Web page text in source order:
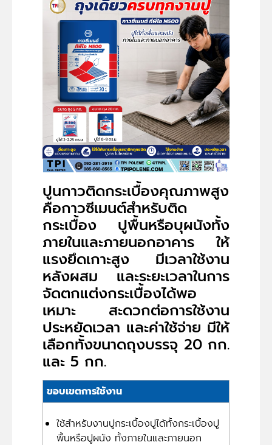
ปูนกาวติดกระเบื้องคุณภาพสูง
คือกาวซีเมนต์สำหรับติด
กระเบื้อง ปูพื้นหรือบุผนังทั้ง
ภายในและภายนอกอาคาร ให้
แรงยึดเกาะสูง มีเวลาใช้งาน
หลังผสม และระยะเวลาในการ
จัดตกแต่งกระเบื้องได้พอ
เหมาะ สะดวกต่อการใช้งาน
ประหยัดเวลา และค่าใช้จ่าย มีให้
เลือกทั้งขนาดถุงบรรจุ 20 กก.
และ 5 กก.
ขอบเขตการใช้งาน
ใช้สำหรับงานปูกระเบื้องปูได้ทั้งกระเบื้องปู
พื้นหรือปูผนัง ทั้งภายในและภายนอก